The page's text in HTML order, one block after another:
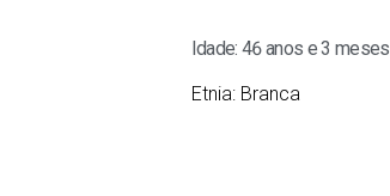
Idade: 46 anos e 3 meses
Etnia: Branca